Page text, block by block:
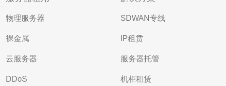
物理服务器
裸金属
云服务器
DDoS
SDWAN专线
IP租赁
服务器托管
机柜租赁